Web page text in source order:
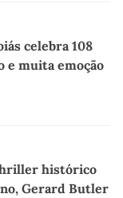
celebra 108
e muita emoção
histórico
Gerard Butler